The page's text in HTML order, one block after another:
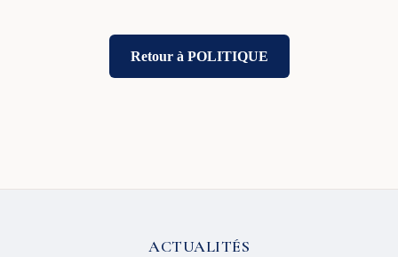
Retour à POLITIQUE
ACTUALITÉS